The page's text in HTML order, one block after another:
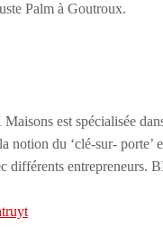
Palm à Goutroux.
est spécialisée
notion du ‘clé-sur-
différents entrepreneurs.